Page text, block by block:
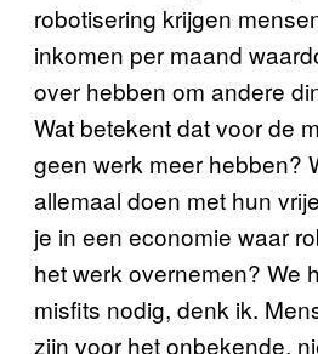
robotisering krijgen
inkomen per maand
over hebben om andere
Wat betekent dat voor de
geen werk meer hebben?
allemaal doen met hun
je in een economie waar
het werk overnemen? We
misfits nodig, denk ik.
zijn voor het onbekende,